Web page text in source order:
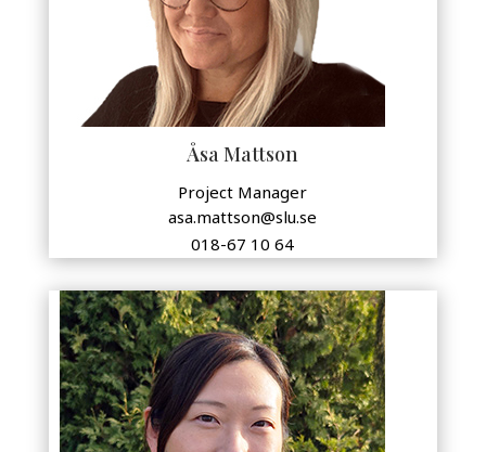
Åsa Mattson
Project Manager
asa.mattson@slu.se
018-67 10 64